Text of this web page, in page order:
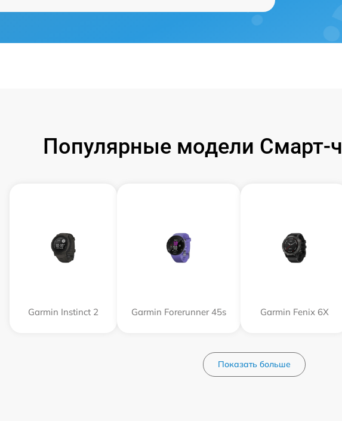
Популярные модели Смарт-
Garmin Instinct 2 Garmin Forerunner 45s Garmin Fenix 6X
Показать больше